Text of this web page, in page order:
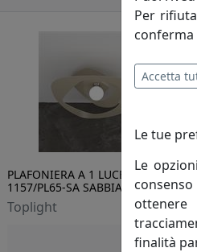
PLAFONIERA A 1 LUCE WARPED
1157/PL65-SA SABBIA
Toplight
209,00 €
Per
conferma
Accetta
Le tue
Le
finalità